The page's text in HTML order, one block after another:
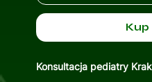
Konsultacja pediatry